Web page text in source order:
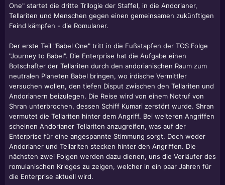
One" startet die dritte Trilogie der Staffel, in die Andorianer,
Tellariten und Menschen gegen einen gemeinsamen zukünftigen
Feind kämpfen - die Romulaner.
Der erste Teil "Babel One" tritt in die Fußstapfen der TOS Folge
"Journey to Babel". Die Enterprise hat die Aufgabe einen
Botschafter der Tellariten durch den andorianischen Raum zum
neutralen Planeten Babel bringen, wo irdische Vermittler
versuchen wollen, den tiefen Disput zwischen den Tellariten und
Andorianern beizulegen. Die Reise wird von einem Notruf von
Shran unterbrochen, dessen Schiff Kumari zerstört wurde. Shran
vermutet die Tellariten hinter dem Angriff. Bei weiteren Angriffen
scheinen Andorianer Tellariten anzugreifen, was auf der
Enterprise für eine angespannte Stimmung sorgt. Doch weder
Andorianer und Tellariten stecken hinter den Angriffen. Die
nächsten zwei Folgen werden dazu dienen, uns die Vorläufer des
romulanischen Krieges zu zeigen, welcher in ein paar Jahren für
die Enterprise aktuell wird.